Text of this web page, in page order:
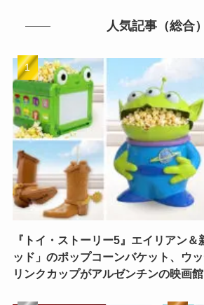
人気記事（総合）
『トイ・ストーリー5』エイリアン
ッド」のポップコーンバケット、ウ
リンクカップがアルゼンチンの映画